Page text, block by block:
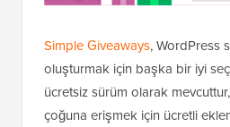
Simple Giveaways, WordPress
oluşturmak için başka bir iyi
ücretsiz sürüm olarak
çoğuna erişmek için ücretli